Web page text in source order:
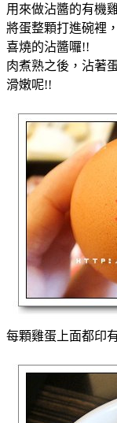
用來做沾醬的有機
將蛋整顆打進碗裡
喜燒的沾醬囉!!
肉煮熟之後，沾著
滑嫩呢!!
每顆雞蛋上面都印